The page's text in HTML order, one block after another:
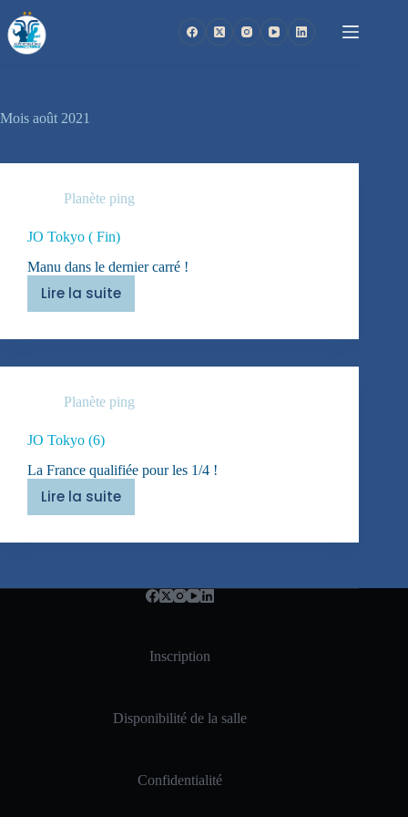
au
contenu
Mois août 2021
Planète ping
JO Tokyo ( Fin)
Manu dans le dernier carré !
Lire la suite
JO
(
Fin)
Planète ping
JO Tokyo (6)
La France qualifiée pour les 1/4 !
Lire la suite
JO
(6)
Inscription
Disponibilité de la salle
Confidentialité